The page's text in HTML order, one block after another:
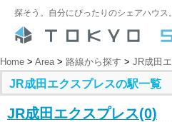
探そう。自分にぴったりのシェアハウス。
Home > Area> 路線から探す > JR成田
JR成田エクスプレスの駅一覧
JR成田エクスプレス(0)